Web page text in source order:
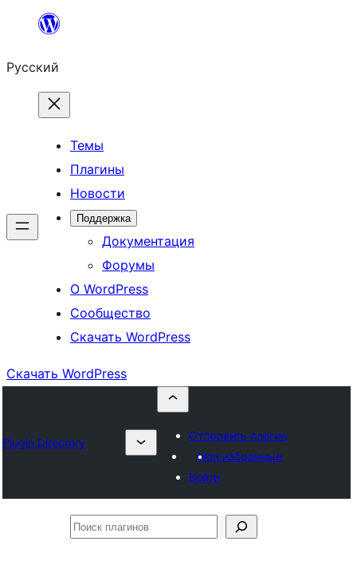
Перейти
содержимому
Русский
Темы
Плагины
Новости
Поддержка
Документация
Форумы
О WordPress
Сообщество
Скачать WordPress
Скачать WordPress
Plugin Directory
Отправить плагин
Мои избранные
Войти
Поиск